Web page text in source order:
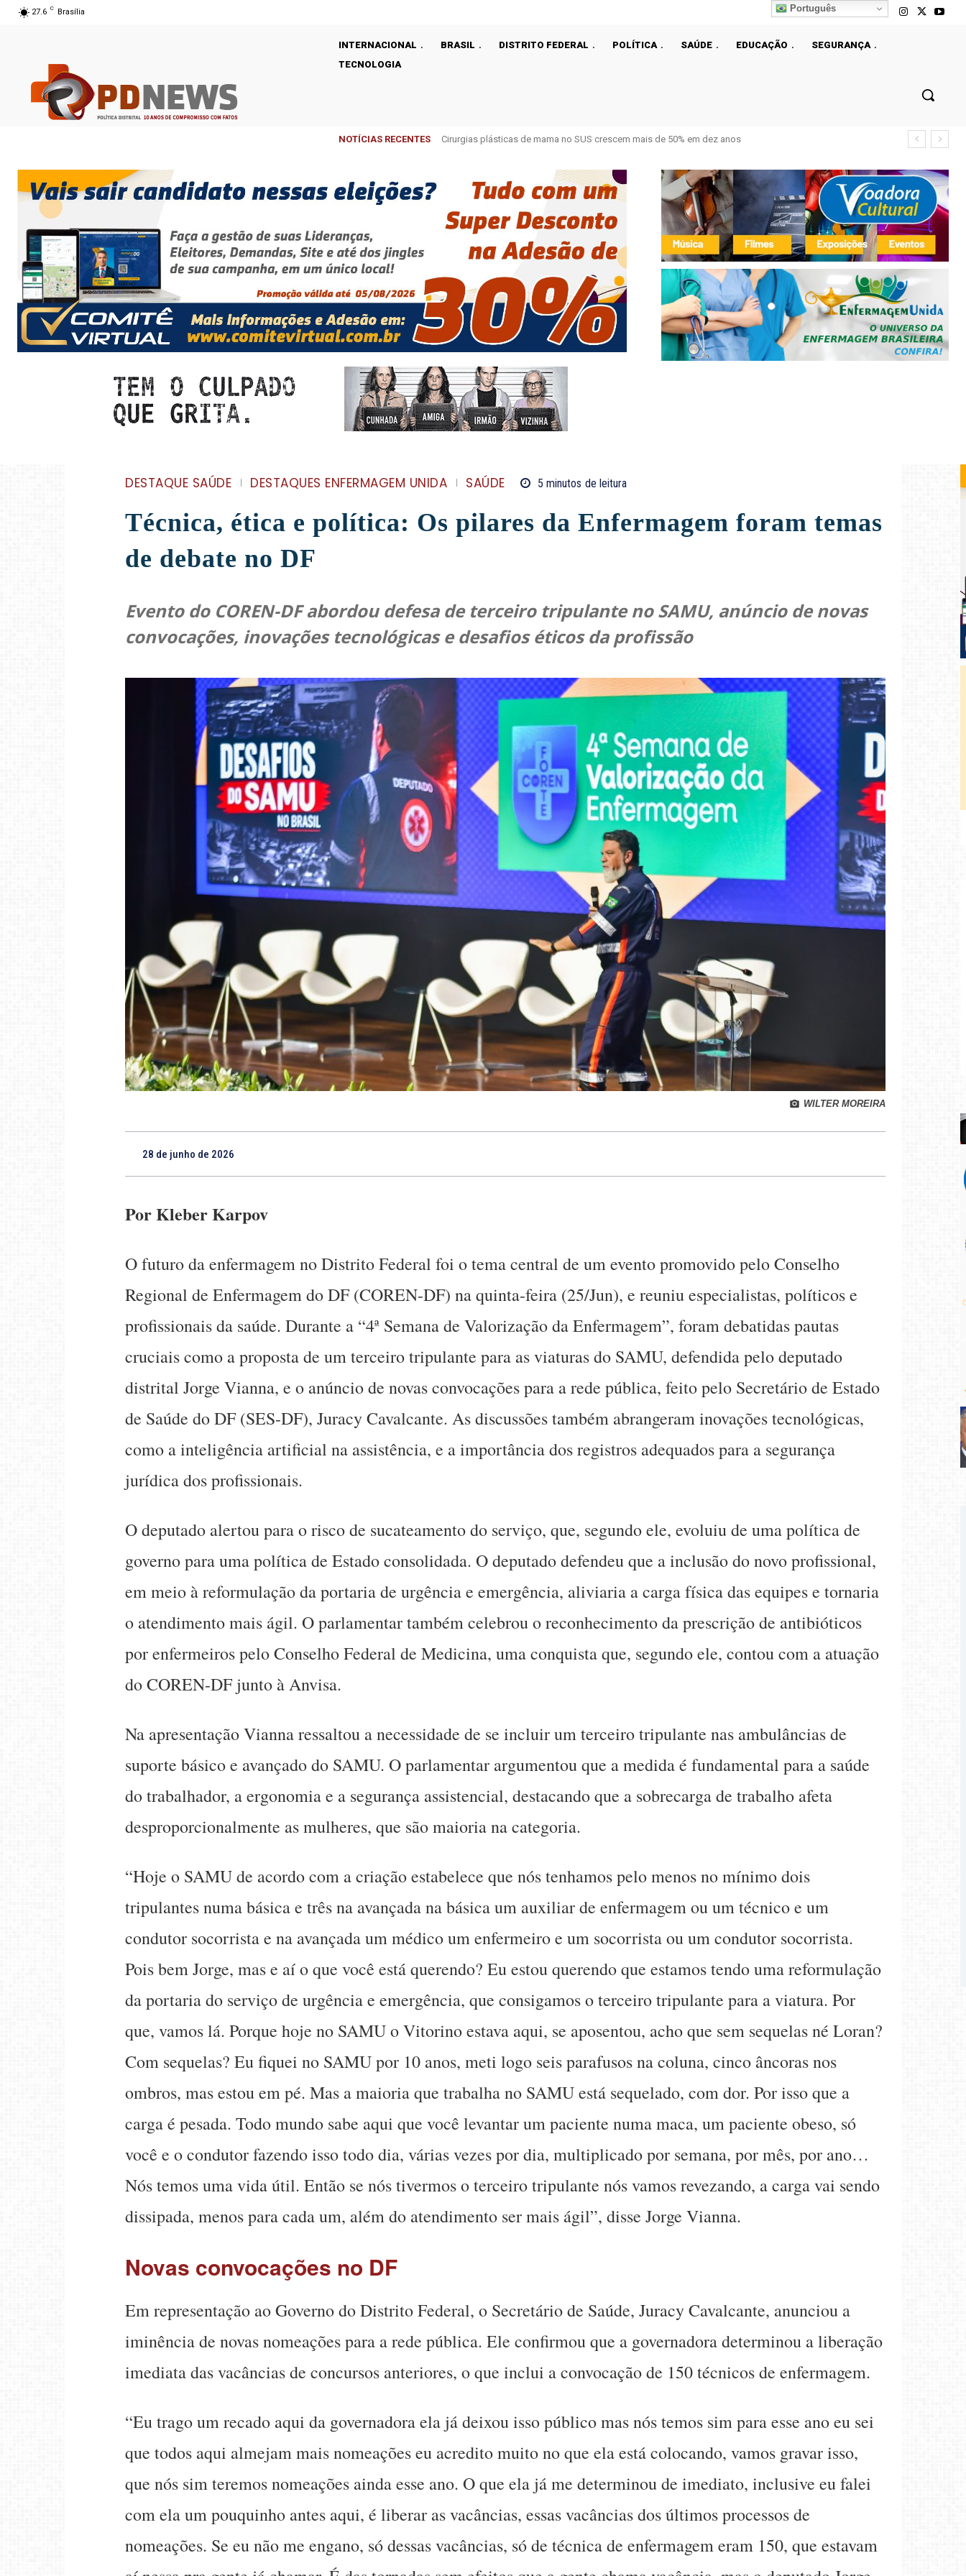
27.6 C Brasília
INTERNACIONAL BRASIL DISTRITO FEDERAL POLÍTICA SAÚDE EDUCAÇÃO
SEGURANÇA
TECNOLOGIA
NOTÍCIAS RECENTES Tenente do Exército perde posto e patente após transmitir HIV intencionalmente para duas mulheres
DESTAQUE SAÚDE DESTAQUES ENFERMAGEM UNIDA SAÚDE 5 minutos de leitura
Técnica, ética e política: Os pilares da Enfermagem foram temas
de debate no DF
Evento do COREN-DF abordou defesa de terceiro tripulante no SAMU, anúncio de novas
convocações, inovações tecnológicas e desafios éticos da profissão
WILTER MOREIRA
28 de junho de 2026
Por Kleber Karpov
O futuro da enfermagem no Distrito Federal foi o tema central de um evento promovido pelo Conselho
Regional de Enfermagem do DF (COREN-DF) na quinta-feira (25/Jun), e reuniu especialistas, políticos e
profissionais da saúde. Durante a “4ª Semana de Valorização da Enfermagem”, foram debatidas pautas
cruciais como a proposta de um terceiro tripulante para as viaturas do SAMU, defendida pelo deputado
distrital Jorge Vianna, e o anúncio de novas convocações para a rede pública, feito pelo Secretário de Estado
de Saúde do DF (SES-DF), Juracy Cavalcante. As discussões também abrangeram inovações tecnológicas,
como a inteligência artificial na assistência, e a importância dos registros adequados para a segurança
jurídica dos profissionais.
O deputado alertou para o risco de sucateamento do serviço, que, segundo ele, evoluiu de uma política de
governo para uma política de Estado consolidada. O deputado defendeu que a inclusão do novo profissional,
em meio à reformulação da portaria de urgência e emergência, aliviaria a carga física das equipes e tornaria
o atendimento mais ágil. O parlamentar também celebrou o reconhecimento da prescrição de antibióticos
por enfermeiros pelo Conselho Federal de Medicina, uma conquista que, segundo ele, contou com a atuação
do COREN-DF junto à Anvisa.
Na apresentação Vianna ressaltou a necessidade de se incluir um terceiro tripulante nas ambulâncias de
suporte básico e avançado do SAMU. O parlamentar argumentou que a medida é fundamental para a saúde
do trabalhador, a ergonomia e a segurança assistencial, destacando que a sobrecarga de trabalho afeta
desproporcionalmente as mulheres, que são maioria na categoria.
“Hoje o SAMU de acordo com a criação estabelece que nós tenhamos pelo menos no mínimo dois
tripulantes numa básica e três na avançada na básica um auxiliar de enfermagem ou um técnico e um
condutor socorrista e na avançada um médico um enfermeiro e um socorrista ou um condutor socorrista.
Pois bem Jorge, mas e aí o que você está querendo? Eu estou querendo que estamos tendo uma reformulação
da portaria do serviço de urgência e emergência, que consigamos o terceiro tripulante para a viatura. Por
que, vamos lá. Porque hoje no SAMU o Vitorino estava aqui, se aposentou, acho que sem sequelas né Loran?
Com sequelas? Eu fiquei no SAMU por 10 anos, meti logo seis parafusos na coluna, cinco âncoras nos
ombros, mas estou em pé. Mas a maioria que trabalha no SAMU está sequelado, com dor. Por isso que a
carga é pesada. Todo mundo sabe aqui que você levantar um paciente numa maca, um paciente obeso, só
você e o condutor fazendo isso todo dia, várias vezes por dia, multiplicado por semana, por mês, por ano…
Nós temos uma vida útil. Então se nós tivermos o terceiro tripulante nós vamos revezando, a carga vai sendo
dissipada, menos para cada um, além do atendimento ser mais ágil”, disse Jorge Vianna.
Novas convocações no DF
Em representação ao Governo do Distrito Federal, o Secretário de Saúde, Juracy Cavalcante, anunciou a
iminência de novas nomeações para a rede pública. Ele confirmou que a governadora determinou a liberação
imediata das vacâncias de concursos anteriores, o que inclui a convocação de 150 técnicos de enfermagem.
“Eu trago um recado aqui da governadora ela já deixou isso público mas nós temos sim para esse ano eu sei
que todos aqui almejam mais nomeações eu acredito muito no que ela está colocando, vamos gravar isso,
que nós sim teremos nomeações ainda esse ano. O que ela já me determinou de imediato, inclusive eu falei
com ela um pouquinho antes aqui, é liberar as vacâncias, essas vacâncias dos últimos processos de
nomeações. Se eu não me engano, só dessas vacâncias, só de técnica de enfermagem eram 150, que estavam
Português